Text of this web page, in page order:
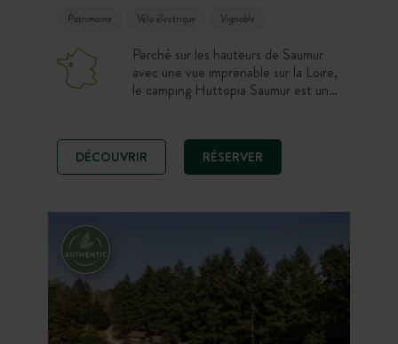
Patrimoine Vélo électrique Vignoble
Perché sur les hauteurs de Saumur
avec une vue imprenable sur la Loire,
le camping Huttopia Saumur est un
vignobles et patrimoine, profitez d’un
séjour alliant détente et découverte
dans un cadre exceptionnel.
DÉCOUVRIR RÉSERVER